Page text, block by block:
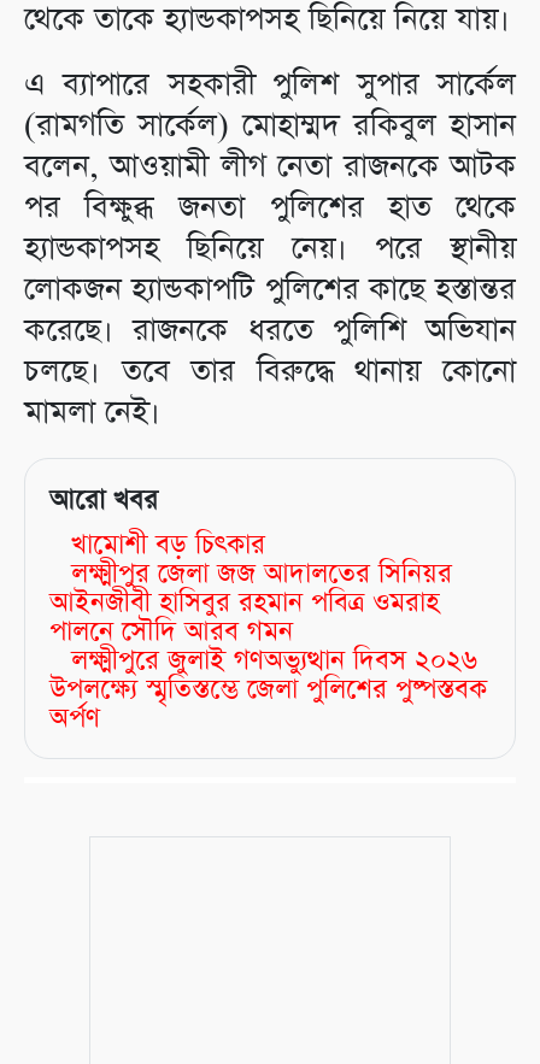
থেকে তাকে হ্যান্ডকাপসহ ছিনিয়ে নিয়ে যায়।
এ ব্যাপারে সহকারী পুলিশ সুপার সার্কেল
(রামগতি সার্কেল) মোহাম্মদ রকিবুল হাসান
বলেন, আওয়ামী লীগ নেতা রাজনকে আটক
পর বিক্ষুব্ধ জনতা পুলিশের হাত থেকে
হ্যান্ডকাপসহ ছিনিয়ে নেয়। পরে স্থানীয়
লোকজন হ্যান্ডকাপটি পুলিশের কাছে হস্তান্তর
করেছে। রাজনকে ধরতে পুলিশি অভিযান
চলছে। তবে তার বিরুদ্ধে থানায় কোনো
মামলা নেই।
আরো খবর
খামোশী বড় চিৎকার
লক্ষ্মীপুর জেলা জজ আদালতের সিনিয়র
আইনজীবী হাসিবুর রহমান পবিত্র ওমরাহ
পালনে সৌদি আরব গমন
লক্ষ্মীপুরে জুলাই গণঅভ্যুত্থান দিবস ২০২৬
উপলক্ষ্যে স্মৃতিস্তম্ভে জেলা পুলিশের পুষ্পস্তবক
অর্পণ